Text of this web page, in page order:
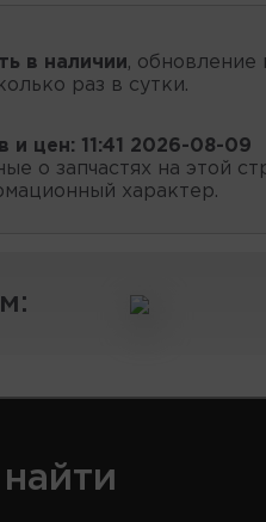
в наличии, обновление
раз в сутки.
и цен: 11:41 2026-08-09
о запчастях на этой
характер.